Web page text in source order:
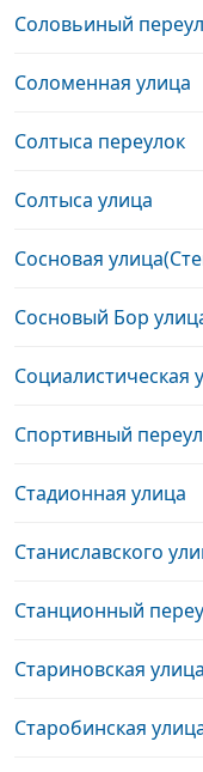
Соловьиный
Соломенная улица
Солтыса переулок
Солтыса улица
Сосновая
Сосновый Бор
Социалистическая
Спортивный
Стадионная улица
Станиславского
Станционный
Стариновская улица
Старобинская